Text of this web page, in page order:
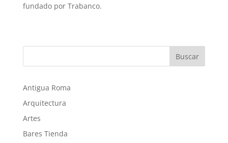
fundado por Trabanco.
Buscar
Antigua Roma
Arquitectura
Artes
Bares Tienda